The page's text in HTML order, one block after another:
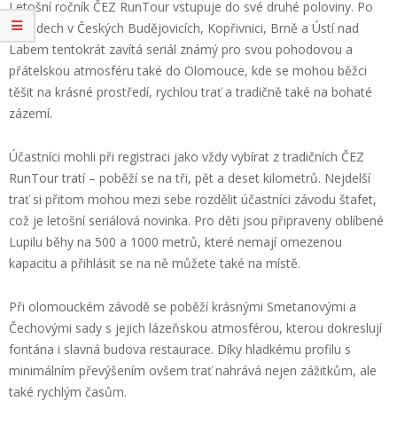
Letošní ročník ČEZ RunTour vstupuje do své druhé poloviny. Po
závodech v Českých Budějovicích, Kopřivnici, Brně a Ústí nad
Labem tentokrát zavítá seriál známý pro svou pohodovou a
přátelskou atmosféru také do Olomouce, kde se mohou běžci
těšit na krásné prostředí, rychlou trať a tradičně také na bohaté
zázemí.
Účastníci mohli při registraci jako vždy vybírat z tradičních ČEZ
RunTourtratí – poběží se na tři, pět a deset kilometrů. Nejdelší
trať si přitom mohou mezi sebe rozdělit účastníci závodu štafet,
což je letošní seriálová novinka. Pro děti jsou připraveny oblíbené
Lupilu běhy na 500 a 1000 metrů, které nemají omezenou
kapacitu a přihlásit se na ně můžete také na místě.
Při olomouckém závodě se poběží krásnými Smetanovými a
Čechovými sady s jejich lázeňskou atmosférou, kterou dokreslují
fontána i slavná budova restaurace. Díky hladkému profilu s
minimálním převýšením ovšem trať nahrává nejen zážitkům, ale
také rychlým časům.